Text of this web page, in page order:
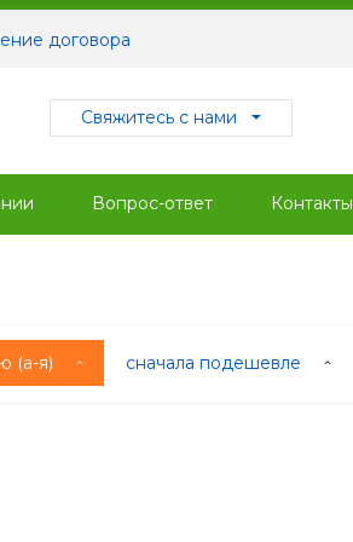
договора
Свяжитесь с нами
Вопрос-ответ Контакты
(а-я)
сначала подешевле